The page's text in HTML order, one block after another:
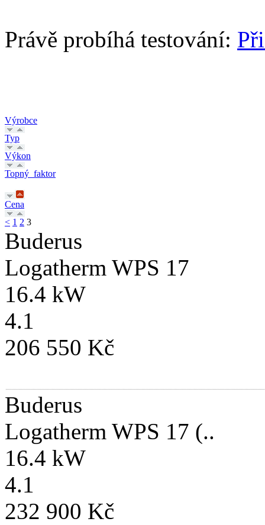
Právě probíhá testování:
Výrobce
Typ
Výkon
Topný_faktor
Cena
< 1 2 3
Buderus
Logatherm WPS 17
16.4 kW
4.1
206 550 Kč
Buderus
Logatherm WPS 17 (..
16.4 kW
4.1
232 900 Kč